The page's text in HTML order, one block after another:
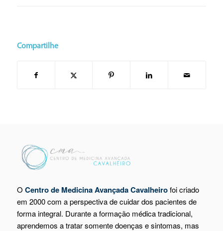
Compartilhe
O Centro de Medicina Avançada Cavalheirofoi criado
em 2000 com a perspectiva de cuidar dos pacientes de
forma integral. Durante a formação médica tradicional,
aprendemos a tratar somente doenças e sintomas, mas